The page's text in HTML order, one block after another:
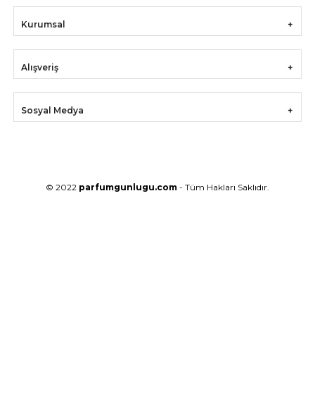
Kurumsal
Alışveriş
Sosyal Medya
© 2022 parfumgunlugu.com - Tüm Hakları Saklıdır.